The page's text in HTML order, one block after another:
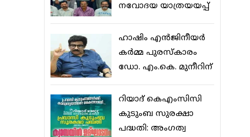
നവോദയ യാത്രയയപ്പ്
ഹാഷിം എന്‍ജിനീയര്‍
കര്‍മ്മ പുരസ്‌കാരം
ഡോ. എം.കെ. മുനീറിന്
റിയാദ് കെഎംസിസി
കുടുംബ സുരക്ഷാ
പദ്ധതി: അംഗത്വ